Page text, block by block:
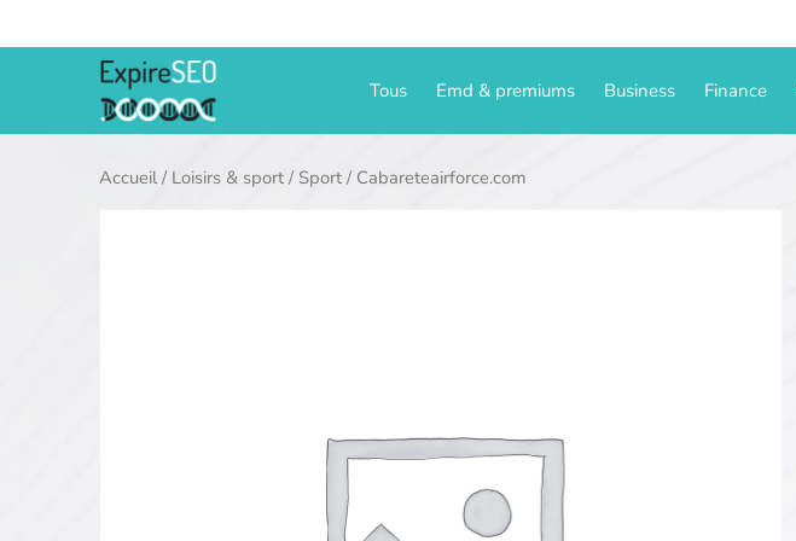
au
Tous Emd & premiums Business Finance
Accueil/ Loisirs & sport / Sport / Cabareteairforce.com